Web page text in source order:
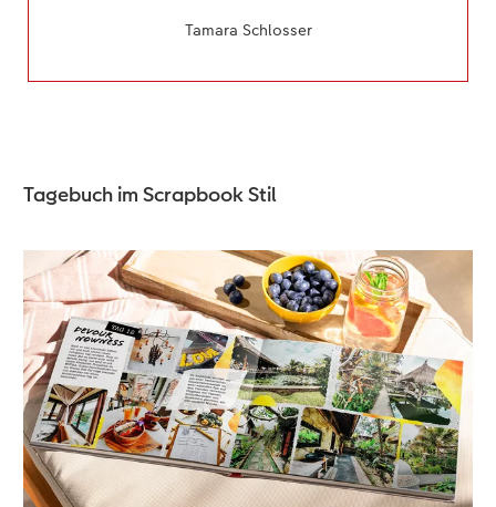
Tamara Schlosser
Tagebuch im Scrapbook Stil